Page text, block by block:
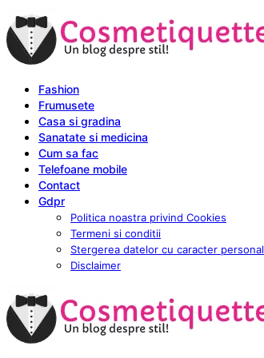
Fashion
Frumusete
Casa si gradina
Sanatate si medicina
Cum sa fac
Telefoane mobile
Contact
Gdpr
Politica noastra privind Cookies
Termeni si conditii
Stergerea datelor cu caracter personal
Disclaimer